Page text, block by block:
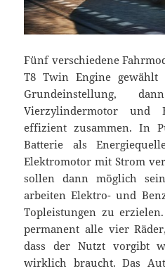
Fünf verschiedene
T8 Twin Engine
Grundeinstellung,
Vierzylindermotor und
effizient zusammen. In
Batterie als
Elektromotor mit Strom
sollen dann möglich
arbeiten Elektro- und
Topleistungen zu
permanent alle vier
dass der Nutzt vorgibt
wirklich braucht. Das